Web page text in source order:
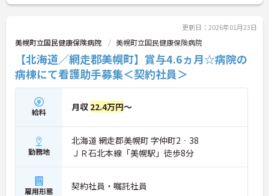
更新日：2026年01月23日
美幌町立国民健康保険病院 美幌町立国民健康保険病院
【北海道／網走郡美幌町】賞与4.6ヵ月☆病院の
病棟にて看護助手募集＜契約社員＞
給料 月収 22.4万円～
勤務地
北海道 網走郡美幌町 字仲町2‐38
ＪＲ石北本線「美幌駅」徒歩8分
雇用形態 契約社員・嘱託社員